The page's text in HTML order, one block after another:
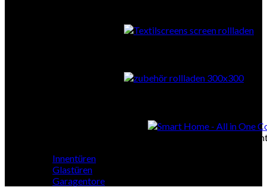
Smart Home - All in One
Innentüren
Glastüren
Garagentore